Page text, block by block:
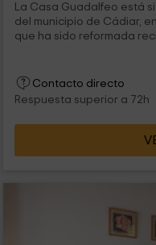
La Casa Guadalfeo está
del municipio de Cádiar,
que ha sido reformada
Contacto directo
Respuesta superior a 72h